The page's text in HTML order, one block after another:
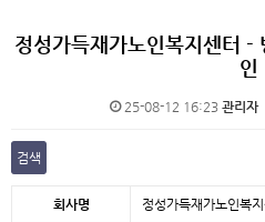
정성가득재가노인복지센터 -
인
25-08-12 16:23 관리자
검색
회사명 정성가득재가노인복지